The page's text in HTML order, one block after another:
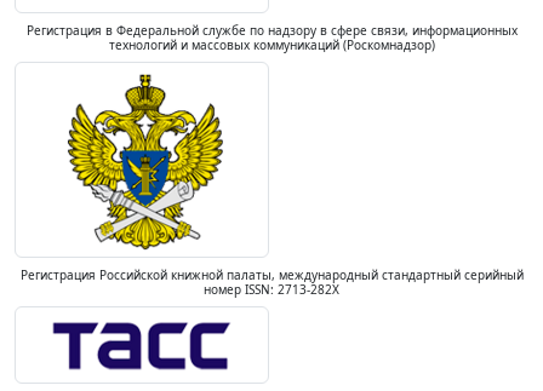
Регистрация в Федеральной службе по надзору в сфере связи, информационных
технологий и массовых коммуникаций (Роскомнадзор)
Регистрация Российской книжной палаты, международный стандартный серийный
номер ISSN: 2713-282X